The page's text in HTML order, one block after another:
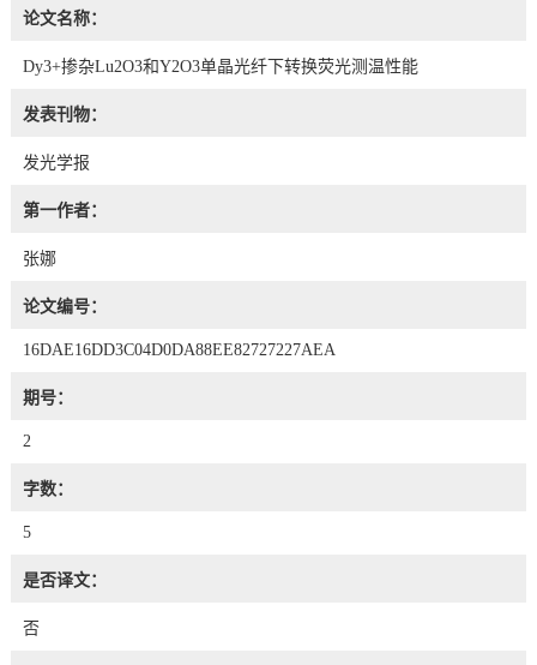
论文名称：
Dy3+掺杂Lu2O3和Y2O3单晶光纤下转换荧光测温性能
发表刊物：
发光学报
第一作者：
张娜
论文编号：
16DAE16DD3C04D0DA88EE82727227AEA
期号：
2
字数：
5
是否译文：
否